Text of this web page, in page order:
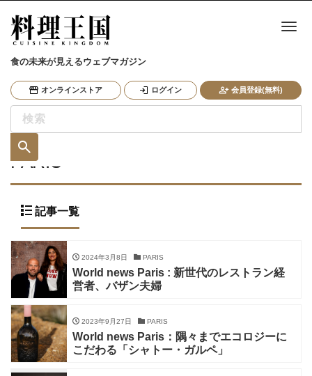
食の未来が見えるウェブマガジン
オンラインストア ログイン 会員登録(無料)
ナ
PARIS
記事一覧
2024年3月8日 PARIS
World news Paris : 新世代のレストラン経
営者、バザン夫婦
2023年9月27日 PARIS
World news Paris：隅々までエコロジーに
こだわる「シャトー・ガルペ」